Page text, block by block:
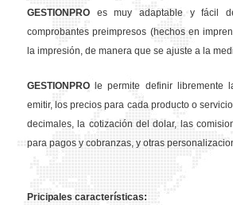
GESTION PRO es muy adaptable y fácil
comprobantes preimpresos (hechos en
la impresión, de manera que se ajuste a la
GESTION PRO le permite definir libremente
emitir, los precios para cada producto o
decimales, la cotización del dolar, las
para pagos y cobranzas, y otras
Pricipales características: